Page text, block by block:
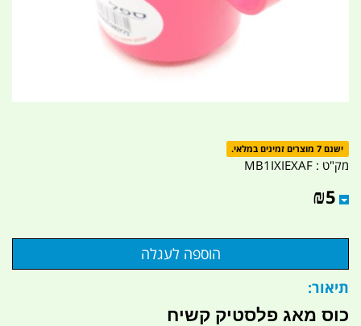
ישנם 7 מוצרים זמינים במלאי.
מק"ט : MB1IXIEXAF
₪5
תיאור:
כוס מאג פלסטיק קשיח